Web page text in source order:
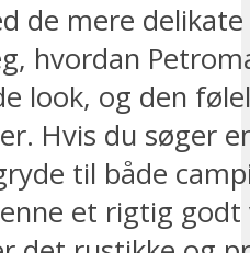
de mere
hvordan
look, og den
Hvis du søger
til både
et rigtig godt